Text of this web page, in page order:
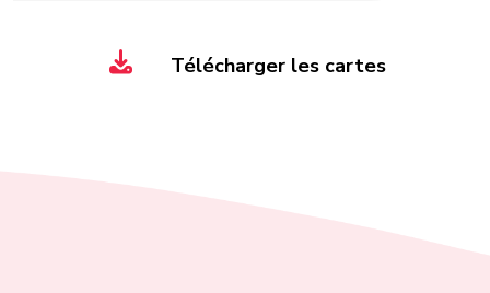
Télécharger les cartes